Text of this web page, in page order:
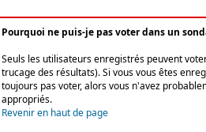
Pourquoi ne puis-je pas voter dans un
Seuls les utilisateurs enregistrés peuvent
trucage des résultats). Si vous vous êtes
toujours pas voter, alors vous n'avez
appropriés.
Revenir en haut de page